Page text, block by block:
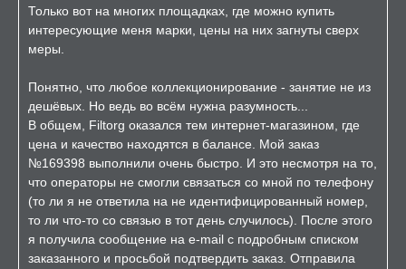
Только вот на многих площадках, где можно купить
интересующие меня марки, цены на них загнуты сверх
меры.
Понятно, что любое коллекционирование - занятие не из
дешёвых. Но ведь во всём нужна разумность...
В общем, Filtorg оказался тем интернет-магазином, где
цена и качество находятся в балансе. Мой заказ
№169398 выполнили очень быстро. И это несмотря на то,
что операторы не смогли связаться со мной по телефону
(то ли я не ответила на не идентифицированный номер,
то ли что-то со связью в тот день случилось). После этого
я получила сообщение на e-mail с подробным списком
заказанного и просьбой подтвердить заказ. Отправила